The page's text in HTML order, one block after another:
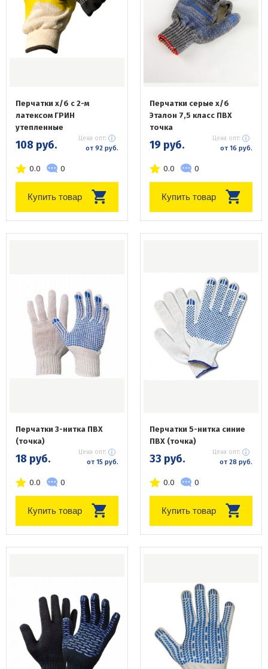
Перчатки х/б с 2-м
латексом ГРИН
утепленные
108 руб. Цена опт:
от 92 руб.
0.0 0
Купить товар
Перчатки серые х/б
Эталон 7,5 класс ПВХ
точка
19 руб. Цена опт:
от 16 руб.
0.0 0
Купить товар
Перчатки 3-нитка ПВХ
(точка)
18 руб. Цена опт:
от 15 руб.
0.0 0
Купить товар
Перчатки 5-нитка синие
ПВХ (точка)
33 руб. Цена опт:
от 28 руб.
0.0 0
Купить товар